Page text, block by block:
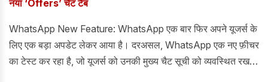
नया ‘Offers’ चैट टैब
WhatsApp New Feature: WhatsApp एक बार फिर अपने यूजर्स के
लिए एक बड़ा अपडेट लेकर आया है। दरअसल, WhatsApp एक नए फ़ीचर
का टेस्ट कर रहा है, जो यूजर्स को उनकी मुख्य चैट सूची को व्यवस्थित रखने